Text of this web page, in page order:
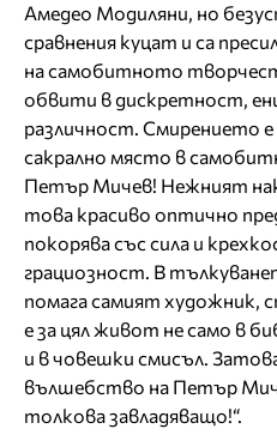
Амедео Модиляни, но
сравнения куцат и са
на самобитното
обвити в дискретност,
различност. Смирението
сакрално място в
Петър Мичев! Нежният
това красиво оптично
покорява със сила и
грациозност. В
помага самият художник,
е за цял живот не само в
и в човешки смисъл.
вълшебство на Петър
толкова завладяващо!“.